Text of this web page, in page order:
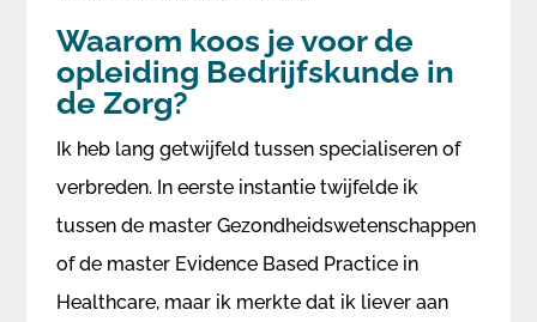
Waarom koos je voor de
opleiding Bedrijfskunde in
de Zorg?
Ik heb lang getwijfeld tussen specialiseren of
verbreden. In eerste instantie twijfelde ik
tussen de master Gezondheidswetenschappen
of de master Evidence Based Practice in
Healthcare, maar ik merkte dat ik liever aan